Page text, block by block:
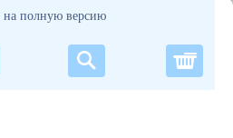
на полную версию